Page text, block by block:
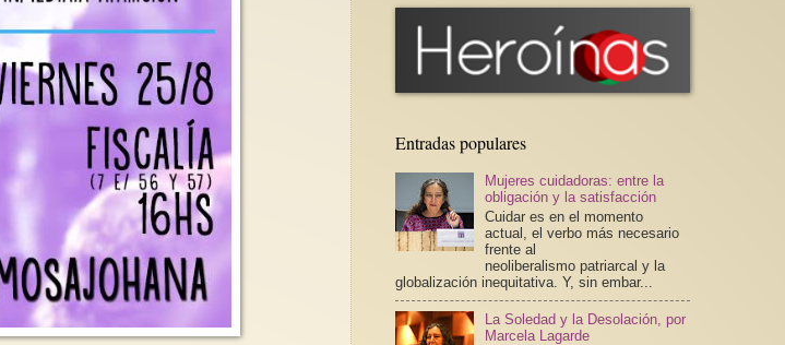
Entradas populares
Mujeres cuidadoras: entre la
obligación y la satisfacción
Cuidar es en el momento
actual, el verbo más necesario
frente al
neoliberalismo patriarcal y la
globalización inequitativa. Y, sin embar...
La Soledad y la Desolación, por
Marcela Lagarde